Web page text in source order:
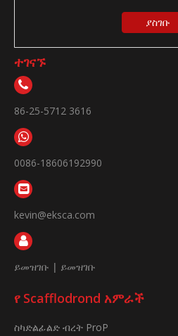
ያስገቡ
ተገናኙ
86-25-5712 3616
0086-18606192990
kevin@eksca.com
ይመዝገቡ | ይመዝገቡ
የ Scafflodrond አምራች
ስካድልፊልድ ብረት ProP